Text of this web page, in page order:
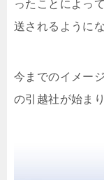
ったことによっ
送されるように
今までのイメー
の引越社が始ま